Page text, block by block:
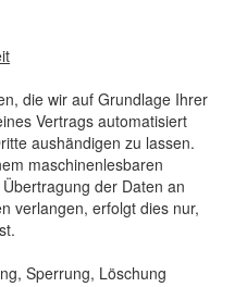
die wir auf Grundlage Ihrer
Vertrags automatisiert
aushändigen zu lassen.
maschinenlesbaren
der Daten an
verlangen, erfolgt dies nur,
Sperrung, Löschung